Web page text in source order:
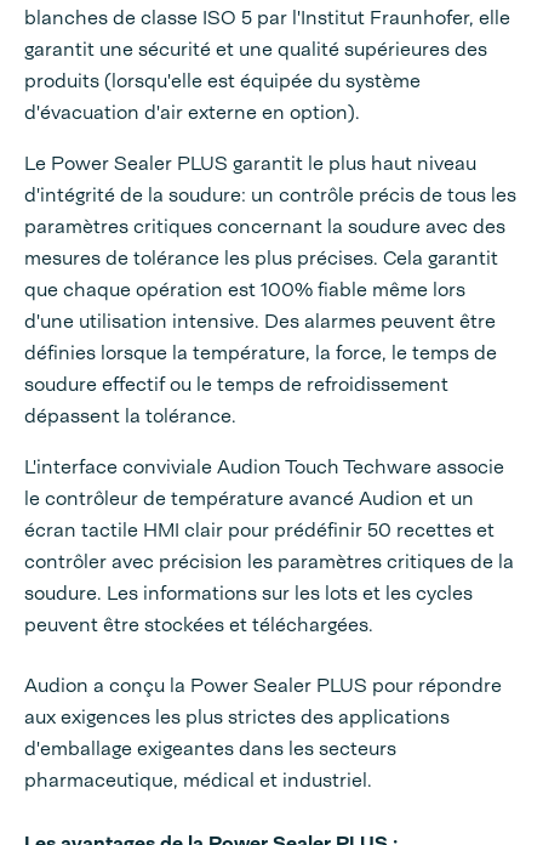
blanches de classe ISO 5 par l'Institut Fraunhofer, elle
garantit une sécurité et une qualité supérieures des
produits (lorsqu'elle est équipée du système
d'évacuation d'air externe en option).
Le Power Sealer PLUS garantit le plus haut niveau
d'intégrité de la soudure: un contrôle précis de tous les
paramètres critiques concernant la soudure avec des
mesures de tolérance les plus précises. Cela garantit
que chaque opération est 100% fiable même lors
d'une utilisation intensive. Des alarmes peuvent être
définies lorsque la température, la force, le temps de
soudure effectif ou le temps de refroidissement
dépassent la tolérance.
L'interface conviviale Audion Touch Techware associe
le contrôleur de température avancé Audion et un
écran tactile HMI clair pour prédéfinir 50 recettes et
contrôler avec précision les paramètres critiques de la
soudure. Les informations sur les lots et les cycles
peuvent être stockées et téléchargées.
Audion a conçu la Power Sealer PLUS pour répondre
aux exigences les plus strictes des applications
d'emballage exigeantes dans les secteurs
pharmaceutique, médical et industriel.